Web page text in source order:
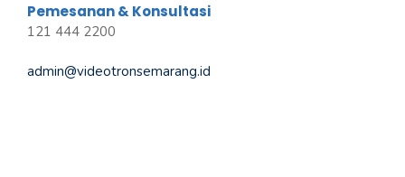
Pemesanan & Konsultasi
121 444 2200
admin@videotronsemarang.id